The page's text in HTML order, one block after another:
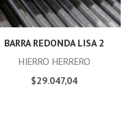
BARRA REDONDA LISA 2
HIERRO HERRERO
$29.047,04